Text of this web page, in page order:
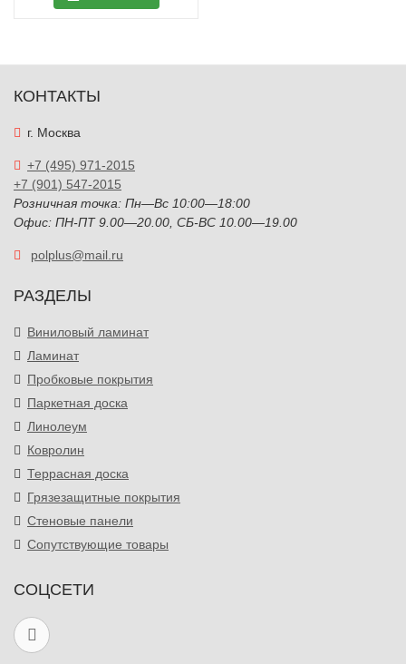
КОНТАКТЫ
г. Москва
+7 (495) 971-2015
+7 (901) 547-2015
Розничная точка: Пн—Вс 10:00—18:00
Офис: ПН-ПТ 9.00—20.00, СБ-ВС 10.00—19.00
polplus@mail.ru
РАЗДЕЛЫ
Виниловый ламинат
Ламинат
Пробковые покрытия
Паркетная доска
Линолеум
Ковролин
Террасная доска
Грязезащитные покрытия
Стеновые панели
Сопутствующие товары
СОЦСЕТИ